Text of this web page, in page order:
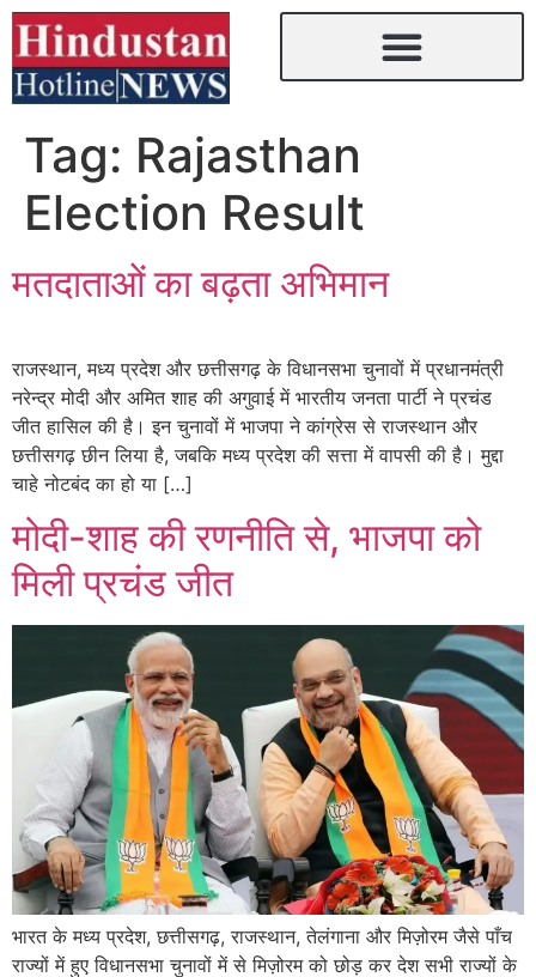
Tag: Rajasthan
Election Result
मतदाताओं का बढ़ता अभिमान
राजस्थान, मध्य प्रदेश और छत्तीसगढ़ के विधानसभा चुनावों में प्रधानमंत्री
नरेन्द्र मोदी और अमित शाह की अगुवाई में भारतीय जनता पार्टी ने प्रचंड
जीत हासिल की है। इन चुनावों में भाजपा ने कांग्रेस से राजस्थान और
छत्तीसगढ़ छीन लिया है, जबकि मध्य प्रदेश की सत्ता में वापसी की है। मुद्दा
चाहे नोटबंद का हो या […]
मोदी-शाह की रणनीति से, भाजपा को
मिली प्रचंड जीत
भारत के मध्य प्रदेश, छत्तीसगढ़, राजस्थान, तेलंगाना और मिज़ोरम जैसे पाँच
राज्यों में हुए विधानसभा चुनावों में से मिज़ोरम को छोड़ कर देश सभी राज्यों के